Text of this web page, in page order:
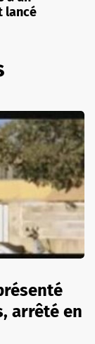
lancé
arrêté en